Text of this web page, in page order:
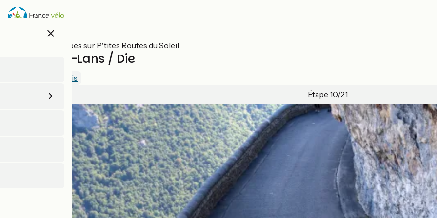
Aller
au
close
Toutes les étapes sur P'tites Routes du Soleil
Villard-de-Lans / Die
Voir 2 avis
Étape 10/21